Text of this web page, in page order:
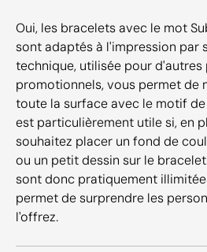
Oui, les bracelets avec le mot
sont adaptés à l'impression par
technique, utilisée pour
promotionnels, vous permet de
toute la surface avec le motif
est particulièrement utile si, en
souhaitez placer un fond de
ou un petit dessin sur le
sont donc pratiquement
permet de surprendre les
l'offrez.